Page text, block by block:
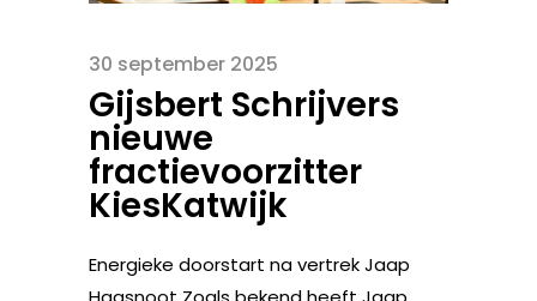
30 september 2025
Gijsbert Schrijvers
nieuwe
fractievoorzitter
KiesKatwijk
Energieke doorstart na vertrek Jaap